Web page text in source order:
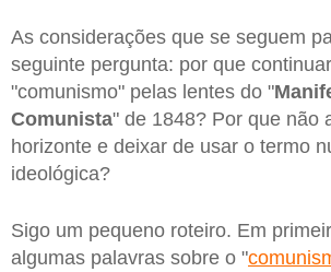
As considerações que se seguem
seguinte pergunta: por que
"comunismo" pelas lentes do "
Comunista" de 1848? Por que não
horizonte e deixar de usar o termo
ideológica?
Sigo um pequeno roteiro. Em
algumas palavras sobre o "